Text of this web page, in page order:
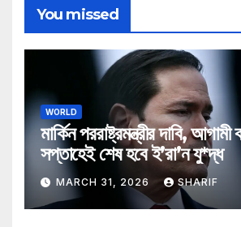
You missed
WORLD
মার্কিন পররাষ্ট্রমন্ত্রীর দাবি,
সপ্তাহেই শেষ হবে ই’রা’ন যু*দ্ধ
MARCH 31, 2026 SHARIF